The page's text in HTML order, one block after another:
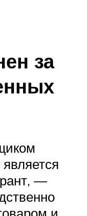
за
—